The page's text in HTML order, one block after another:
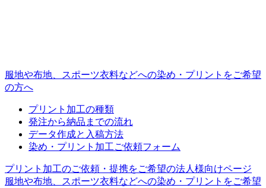
服地や布地、スポーツ衣料などへの染め・プリントをご希望
の方へ
プリント加工の種類
発注から納品までの流れ
データ作成と入稿方法
染め・プリント加工ご依頼フォーム
プリント加工のご依頼・提携をご希望の法人様向けページ
服地や布地、スポーツ衣料などへの染め・プリントをご希望